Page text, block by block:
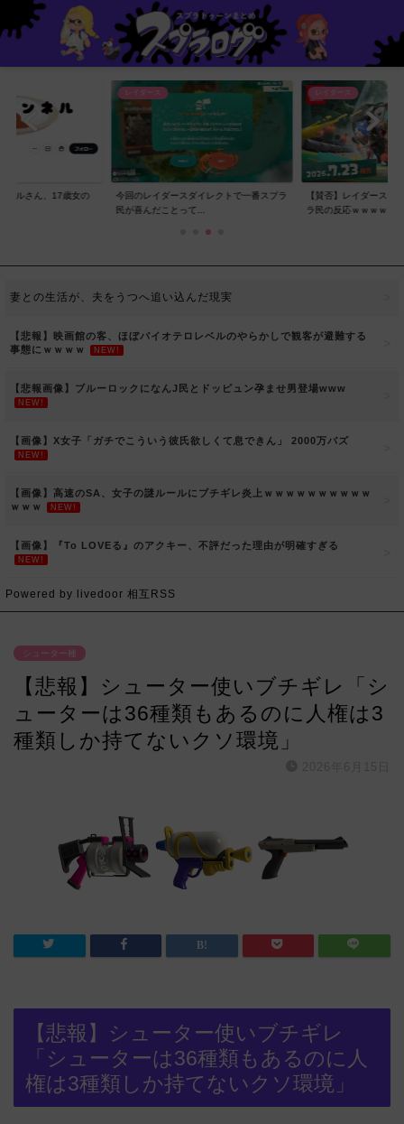
ネルさん、17歳女の
レイダース
今回のレイダースダイレクトで一番スプラ
民が喜んだことって...
レイダース
【賛否】レイダースダ
ラ民の反応ｗｗｗｗ...
妻との生活が、夫をうつへ追い込んだ現実
【悲報】映画館の客、ほぼバイオテロレベルのやらかしで観客が避難する
事態にｗｗｗｗ
NEW!
【悲報画像】ブルーロックになんJ民とドッピュン孕ませ男登場www
NEW!
【画像】X女子「ガチでこういう彼氏欲しくて息できん」 2000万バズ
NEW!
【画像】高速のSA、女子の謎ルールにブチギレ炎上ｗｗｗｗｗｗｗｗｗｗ
ｗｗｗ
NEW!
【画像】『To LOVEる』のアクキー、不評だった理由が明確すぎる
NEW!
Powered by livedoor 相互RSS
シューター種
【悲報】シューター使いブチギレ「シ
ューターは36種類もあるのに人権は3
種類しか持てないクソ環境」
【悲報】シューター使いブチギレ
「シューターは36種類もあるのに人
権は3種類しか持てないクソ環境」